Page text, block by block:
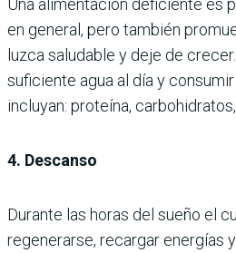
en general, pero también
luzca saludable y deje de
suficiente agua al día y
incluyan: proteína,
4. Descanso
Durante las horas del sueño el
regenerarse, recargar energías